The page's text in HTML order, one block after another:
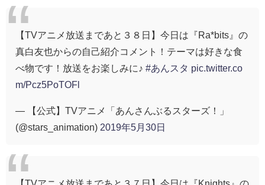
【TVアニメ放送まであと３８日】今日は『Ra*bits』の
真白友也からの自己紹介コメント！テーマは好きな食
べ物です！放送をお楽しみに♪ #あんスタ pic.twitter.co
m/Pcz5PoTOFl
— 【公式】TVアニメ「あんさんぶるスターズ！」
(@stars_animation) 2019年5月30日